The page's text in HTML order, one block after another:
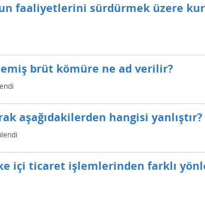
faaliyetlerini sürdürmek üzere
brüt kömüre ne ad verilir?
aşağıdakilerden hangisi yanlıştır?
içi ticaret işlemlerinden farklı